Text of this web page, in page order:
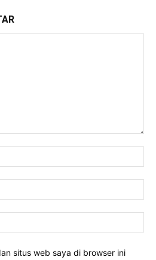
situs web saya di browser ini